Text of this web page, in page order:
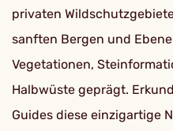
privaten
sanften Bergen und
Vegetationen,
Halbwüste geprägt.
Guides diese einzigartige